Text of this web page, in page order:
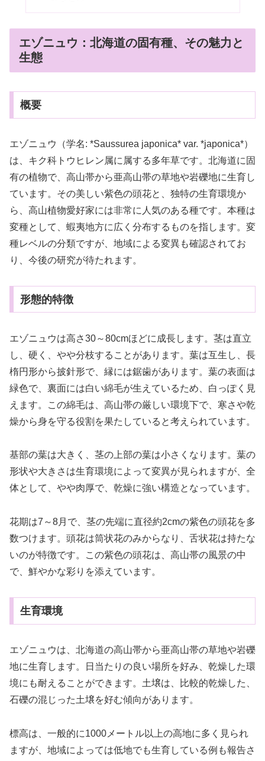
エゾニュウ：北海道の固有種、その魅力と
生態
概要
エゾニュウ（学名: *Saussurea japonica* var. *japonica*）
は、キク科トウヒレン属に属する多年草です。北海道に固
有の植物で、高山帯から亜高山帯の草地や岩礫地に生育し
ています。その美しい紫色の頭花と、独特の生育環境か
ら、高山植物愛好家には非常に人気のある種です。本種は
変種として、蝦夷地方に広く分布するものを指します。変
種レベルの分類ですが、地域による変異も確認されてお
り、今後の研究が待たれます。
形態的特徴
エゾニュウは高さ30～80cmほどに成長します。茎は直立
し、硬く、やや分枝することがあります。葉は互生し、長
楕円形から披針形で、縁には鋸歯があります。葉の表面は
緑色で、裏面には白い綿毛が生えているため、白っぽく見
えます。この綿毛は、高山帯の厳しい環境下で、寒さや乾
燥から身を守る役割を果たしていると考えられています。
基部の葉は大きく、茎の上部の葉は小さくなります。葉の
形状や大きさは生育環境によって変異が見られますが、全
体として、やや肉厚で、乾燥に強い構造となっています。
花期は7～8月で、茎の先端に直径約2cmの紫色の頭花を多
数つけます。頭花は筒状花のみからなり、舌状花は持たな
いのが特徴です。この紫色の頭花は、高山帯の風景の中
で、鮮やかな彩りを添えています。
生育環境
エゾニュウは、北海道の高山帯から亜高山帯の草地や岩礫
地に生育します。日当たりの良い場所を好み、乾燥した環
境にも耐えることができます。土壌は、比較的乾燥した、
石礫の混じった土壌を好む傾向があります。
標高は、一般的に1000メートル以上の高地に多く見られ
ますが、地域によっては低地でも生育している例も報告さ